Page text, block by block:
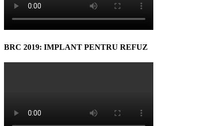
BRC 2019: IMPLANT PENTRU REFUZ